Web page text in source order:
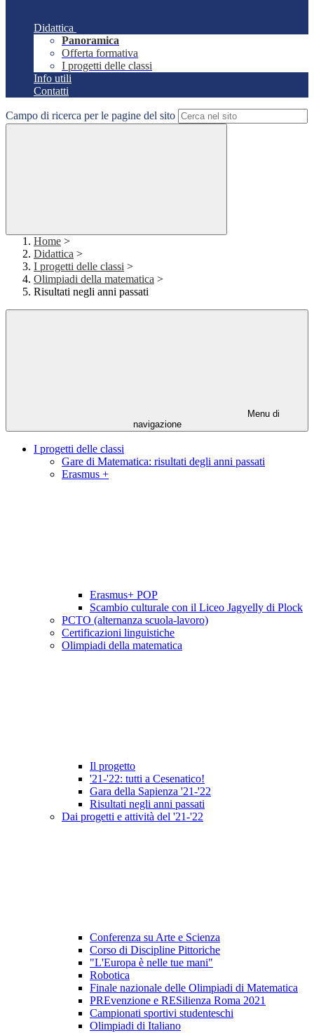
Didattica
Panoramica
Offerta formativa
I progetti delle classi
Info utili
Contatti
Campo di ricerca per le pagine del sito
Home >
Didattica >
I progetti delle classi >
Olimpiadi della matematica >
Risultati negli anni passati
Menu di
navigazione
I progetti delle classi
Gare di Matematica: risultati degli anni passati
Erasmus +
Erasmus+ POP
Scambio culturale con il Liceo Jagyelly di Plock
PCTO (alternanza scuola-lavoro)
Certificazioni linguistiche
Olimpiadi della matematica
Il progetto
'21-'22: tutti a Cesenatico!
Gara della Sapienza '21-'22
Risultati negli anni passati
Dai progetti e attività del '21-'22
Conferenza su Arte e Scienza
Corso di Discipline Pittoriche
"L'Europa è nelle tue mani"
Robotica
Finale nazionale delle Olimpiadi di Matematica
PREvenzione e RESilienza Roma 2021
Campionati sportivi studenteschi
Olimpiadi di Italiano